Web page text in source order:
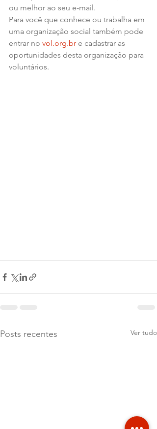
ou melhor ao seu e-mail.
Para você que conhece ou trabalha em
uma organização social também pode
entrar no vol.org.br e cadastrar as
oportunidades desta organização para
voluntários.
Posts recentes Ver tudo